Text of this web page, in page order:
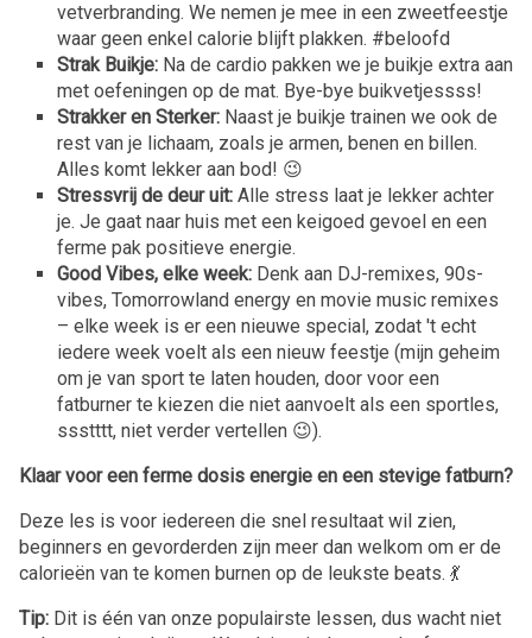
vetverbranding. We nemen je mee in een zweetfeestje
waar geen enkel calorie blijft plakken. #beloofd
Strak Buikje: Na de cardio pakken we je buikje extra aan
met oefeningen op de mat. Bye-bye buikvetjessss!
Strakker en Sterker: Naast je buikje trainen we ook de
rest van je lichaam, zoals je armen, benen en billen.
Alles komt lekker aan bod! 😉
Stressvrij de deur uit: Alle stress laat je lekker achter
je. Je gaat naar huis met een keigoed gevoel en een
ferme pak positieve energie.
Good Vibes, elke week: Denk aan DJ-remixes, 90s-
vibes, Tomorrowland energy en movie music remixes
– elke week is er een nieuwe special, zodat 't echt
iedere week voelt als een nieuw feestje (mijn geheim
om je van sport te laten houden, door voor een
fatburner te kiezen die niet aanvoelt als een sportles,
ssstttt, niet verder vertellen 😉).
Klaar voor een ferme dosis energie en een stevige fatburn?
Deze les is voor iedereen die snel resultaat wil zien,
beginners en gevorderden zijn meer dan welkom om er de
calorieën van te komen burnen op de leukste beats. 💃
Tip: Dit is één van onze populairste lessen, dus wacht niet